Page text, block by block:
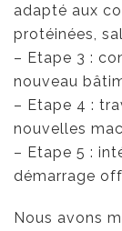
adapté aux
protéinées,
– Etape 3 :
nouveau
– Etape 4 :
nouvelles
– Etape 5 :
démarrage
Nous avons